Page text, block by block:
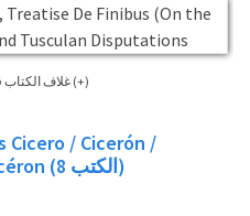
غلاف الكتاب قد لا تكون دقيقة (+)
وليس من الممكن دائما العثور على
النظر في هذا فقط كصورة مرجعية، وليس
Cicero / Cicerón /
(8 الكتب)